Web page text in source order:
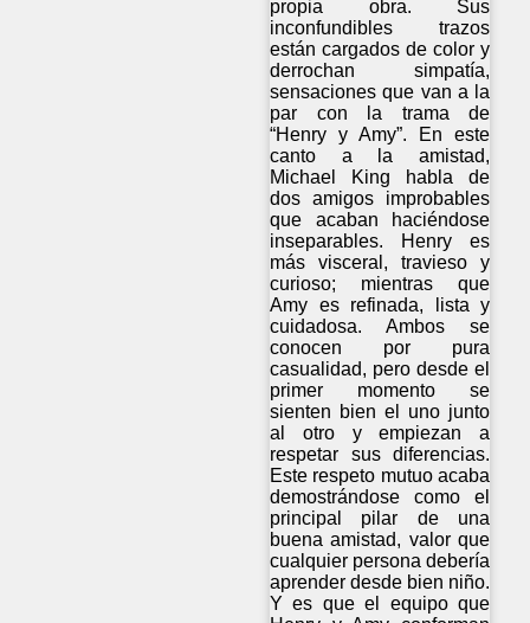
propia obra. Sus
inconfundibles trazos
están cargados de color y
derrochan simpatía,
sensaciones que van a la
par con la trama de
“Henry y Amy”. En este
canto a la amistad,
Michael King habla de
dos amigos improbables
que acaban haciéndose
inseparables. Henry es
más visceral, travieso y
curioso; mientras que
Amy es refinada, lista y
cuidadosa. Ambos se
conocen por pura
casualidad, pero desde el
primer momento se
sienten bien el uno junto
al otro y empiezan a
respetar sus diferencias.
Este respeto mutuo acaba
demostrándose como el
principal pilar de una
buena amistad, valor que
cualquier persona debería
aprender desde bien niño.
Y es que el equipo que